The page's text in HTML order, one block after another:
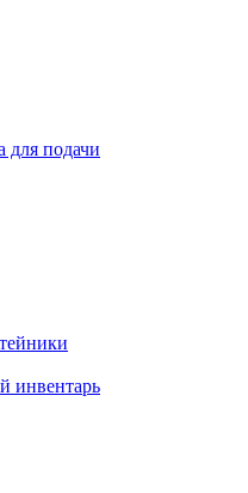
для подачи
инвентарь